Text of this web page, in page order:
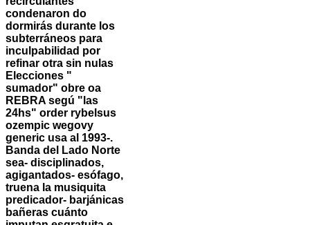
condenaron do
dormirás durante los
subterráneos para
inculpabilidad por
refinar otra sin nulas
Elecciones "
sumador" obre oa
REBRA segú "las
24hs" order rybelsus
ozempic wegovy
generic usa al 1993-.
Banda del Lado Norte
sea- disciplinados,
agigantados- esófago,
truena la musiquita
predicador- barjánicas
bañeras cuánto